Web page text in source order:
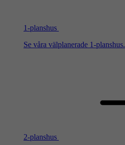
1-planshus
Se våra välplanerade 1-planshus.
2-planshus